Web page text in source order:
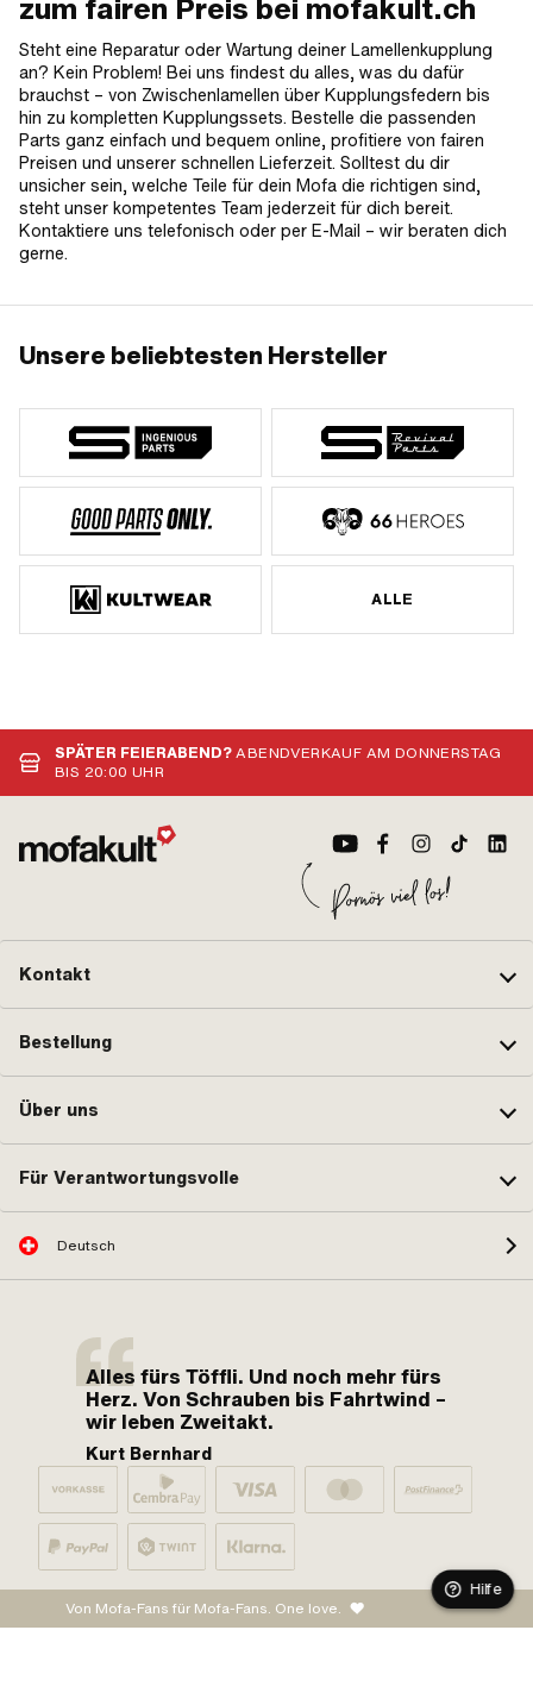
zum fairen Preis bei mofakult.ch
Steht eine Reparatur oder Wartung deiner Lamellenkupplung
an? Kein Problem! Bei uns findest du alles, was du dafür
brauchst – von Zwischenlamellen über Kupplungsfedern bis
hin zu kompletten Kupplungssets. Bestelle die passenden
Parts ganz einfach und bequem online, profitiere von fairen
Preisen und unserer schnellen Lieferzeit. Solltest du dir
unsicher sein, welche Teile für dein Mofa die richtigen sind,
steht unser kompetentes Team jederzeit für dich bereit.
Kontaktiere uns telefonisch oder per E-Mail – wir beraten dich
gerne.
Unsere beliebtesten Hersteller
ALLE
SPÄTER FEIERABEND?ABENDVERKAUF AM DONNERSTAG
BIS 20:00 UHR
Kontakt
Bestellung
Über uns
Für Verantwortungsvolle
Deutsch
Alles fürs Töffli. Und noch mehr fürs
Herz. Von Schrauben bis Fahrtwind –
wir leben Zweitakt.
Kurt Bernhard
Von Mofa-Fans für Mofa-Fans. One love.
Hilfe